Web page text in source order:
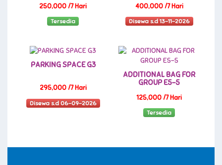
250,000 /7 Hari
Tersedia
400,000 /7 Hari
Disewa s.d 13-11-2026
PARKING SPACE G3
295,000 /7 Hari
Disewa s.d 06-09-2026
ADDITIONAL BAG FOR
GROUP E5-5
125,000 /7 Hari
Tersedia